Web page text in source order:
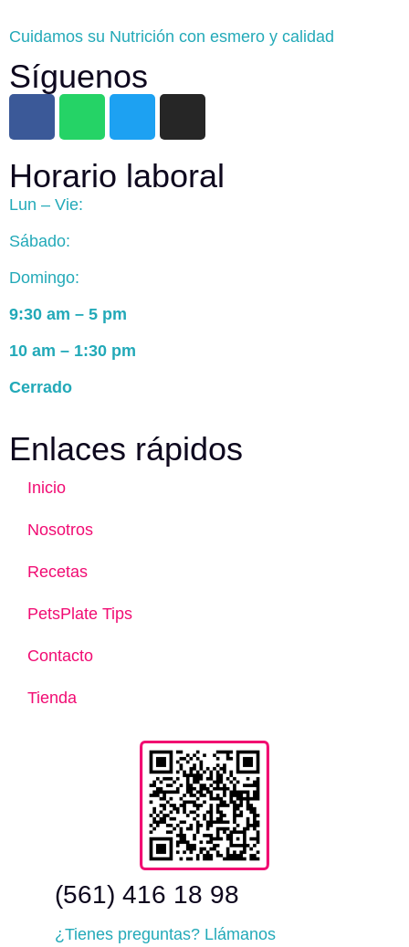
Cuidamos su Nutrición con esmero y calidad
Síguenos
Horario laboral
Lun – Vie:
Sábado:
Domingo:
9:30 am – 5 pm
10 am – 1:30 pm
Cerrado
Enlaces rápidos
Inicio
Nosotros
Recetas
PetsPlate Tips
Contacto
Tienda
(561) 416 18 98
¿Tienes preguntas? Llámanos